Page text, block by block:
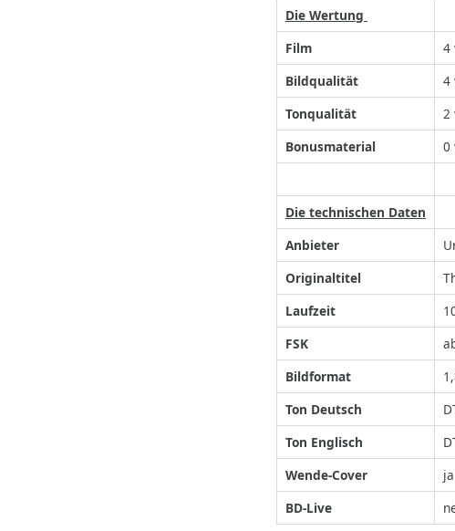
Die Wertung
Film
4
Bildqualität
4
Tonqualität
2
Bonusmaterial
0
Die technischen Daten
Anbieter
Originaltitel
Laufzeit
FSK
Bildformat
Ton Deutsch
Ton Englisch
Wende-Cover
ja
BD-Live